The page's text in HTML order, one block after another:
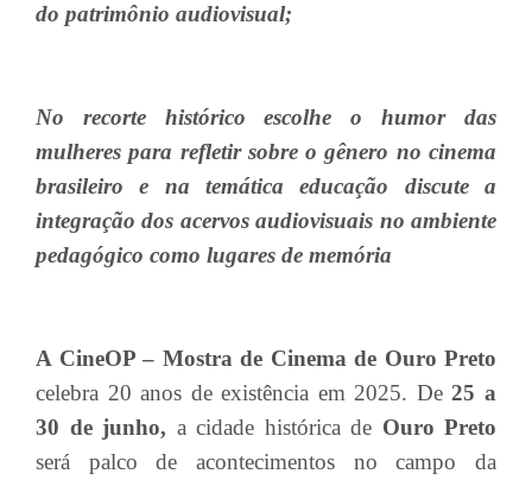
do patrimônio audiovisual;
No recorte histórico escolhe o humor das
mulheres para refletir sobre o gênero no cinema
brasileiro e na temática educação discute a
integração dos acervos audiovisuais no ambiente
pedagógico como lugares de memória
A CineOP – Mostra de Cinema de Ouro Preto
celebra 20 anos de existência em 2025. De25 a
30 de junho, a cidade histórica de Ouro Preto
será palco de acontecimentos no campo da